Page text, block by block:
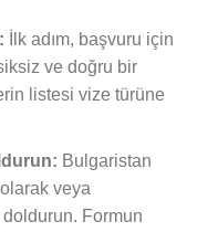
İlk adım, başvuru için
ve doğru bir
listesi vize türüne
Bulgaristan
veya
Formun